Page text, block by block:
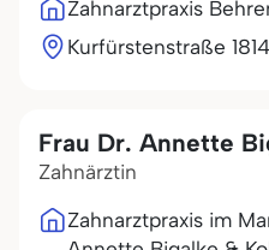
Zahnarztpraxis
Kurfürstenstraße 18
Frau Dr. Annette
Zahnärztin
Zahnarztpraxis im